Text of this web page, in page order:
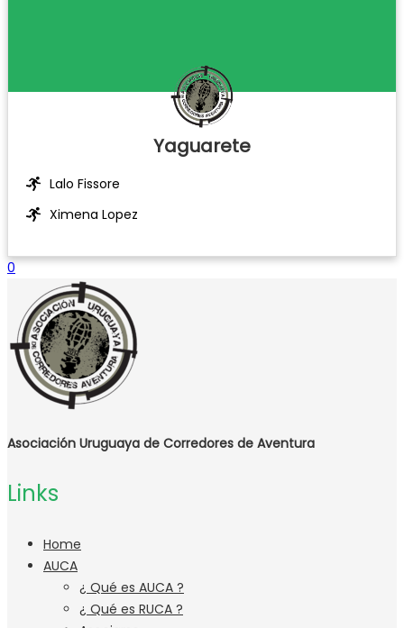
Yaguarete
Lalo Fissore
Ximena Lopez
0
Asociación Uruguaya de Corredores de Aventura
Links
Home
AUCA
¿ Qué es AUCA ?
¿ Qué es RUCA ?